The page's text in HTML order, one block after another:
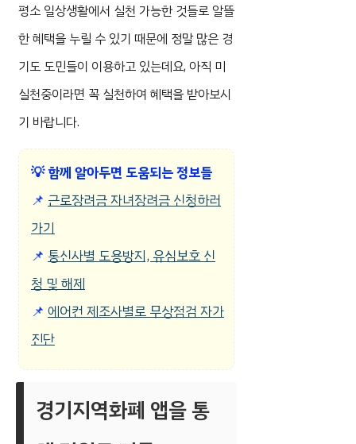
평소 일상생활에서 실천 가능한 것들로 알뜰
한 혜택을 누릴 수 있기 때문에 정말 많은 경
기도 도민들이 이용하고 있는데요, 아직 미
실천중이라면 꼭 실천하여 혜택을 받아보시
기 바랍니다.
💡함께 알아두면 도움되는 정보들
📌 근로장려금 자녀장려금 신청하러
가기
📌 통신사별 도용방지, 유심보호 신
청 및 해제
📌 에어컨 제조사별로 무상점검 자가
진단
경기지역화폐 앱을 통